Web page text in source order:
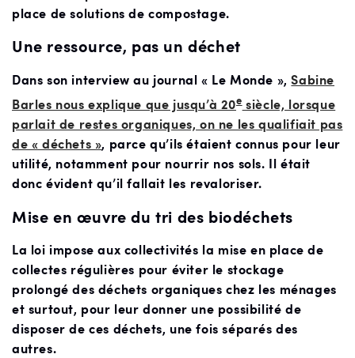
place de solutions de compostage.
Une ressource, pas un déchet
Dans son interview au journal « Le Monde »,Sabine
Barles nous explique que jusqu’à 20esiècle, lorsque
parlait de restes organiques, on ne les qualifiait pas
de « déchets », parce qu’ils étaient connus pour leur
utilité, notamment pour nourrir nos sols. Il était
donc évident qu’il fallait les revaloriser.
Mise en œuvre du tri des biodéchets
La loi impose aux collectivités la mise en place de
collectes régulières pour éviter le stockage
prolongé des déchets organiques chez les ménages
et surtout, pour leur donner une possibilité de
disposer de ces déchets, une fois séparés des
autres.